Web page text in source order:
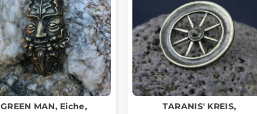
GREEN MAN, Eiche,
TARANIS' KREIS,